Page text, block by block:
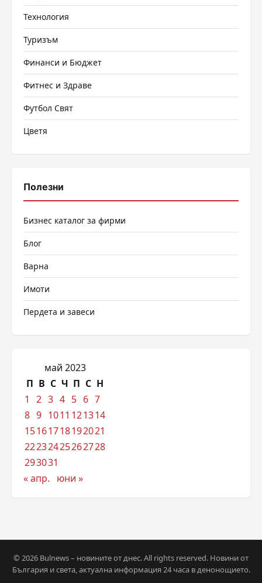
Технология
Туризъм
Финанси и Бюджет
Фитнес и Здраве
Футбол Свят
Цветя
Полезни
Бизнес каталог за фирми
Блог
Варна
Имоти
Пердета и завеси
май 2023
П В С Ч П С Н
1
2 3 4 5 6 7
8 9 1011 121314
15161718192021
22232425262728
293031
« апр.
юни »
© 2026 Bulnews – новините от днес. All rights reserved. Новини от
България и света, актуална информация 24 часа в денонощието.